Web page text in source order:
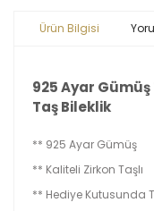
Ürün Bilgisi
925 Ayar
Taş Bileklik
** 925 Ayar Gümüş
** Kaliteli Zirkon Taşlı
** Hediye Kutusunda